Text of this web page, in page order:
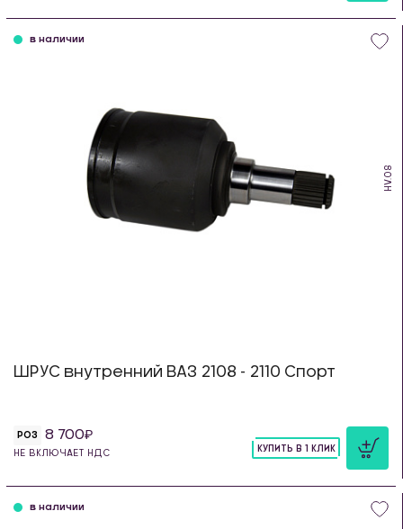
HV.08
в наличии
ШРУС внутренний ВАЗ 2108 - 2110 Спорт
РОЗ 8 700
НЕ ВКЛЮЧАЕТ НДС
КУПИТЬ В 1 КЛИК
в наличии